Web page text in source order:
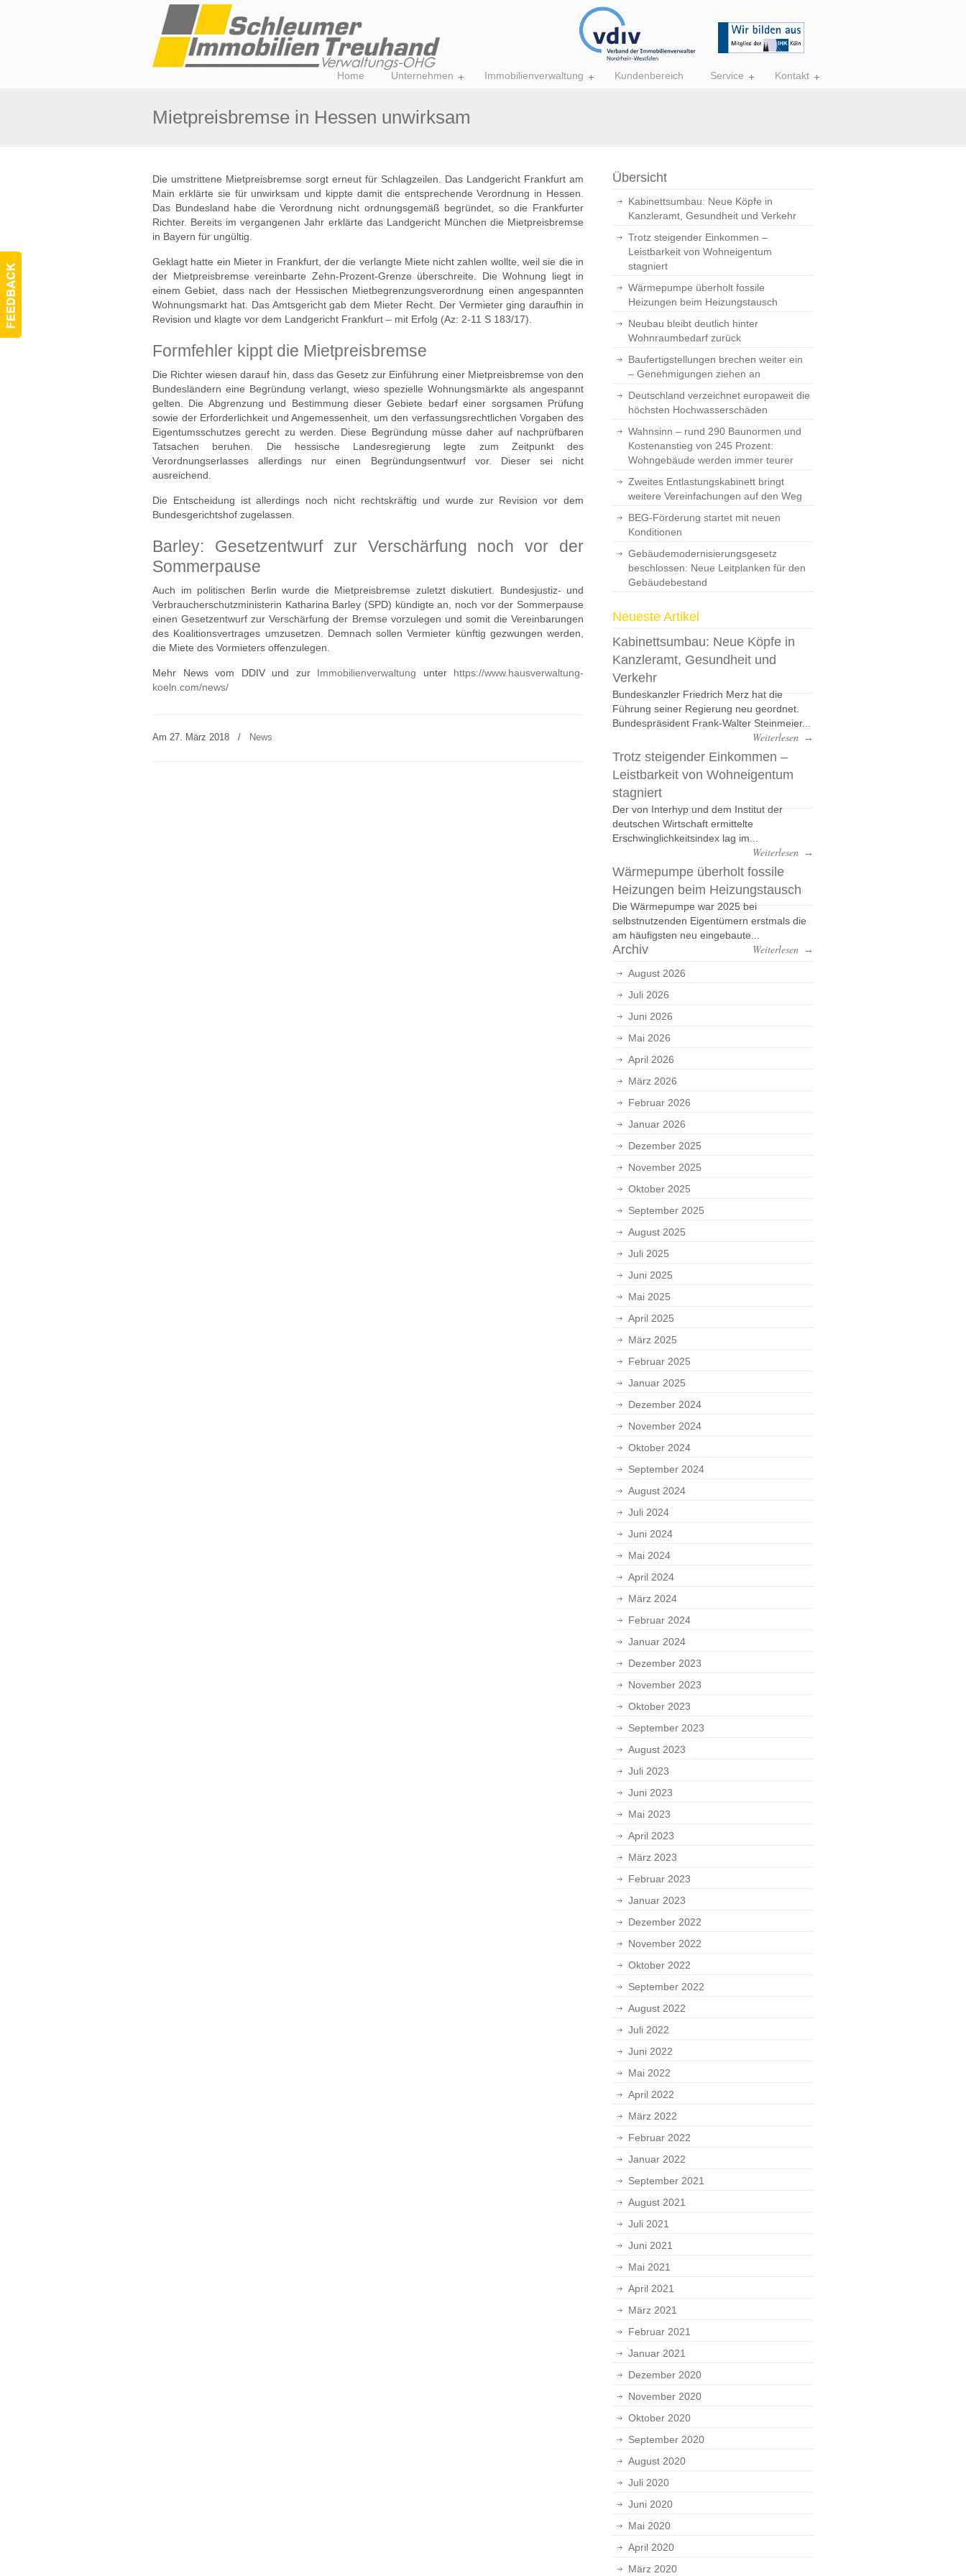
Home Unternehmen Immobilienverwaltung Kundenbereich Service Kontakt
Mietpreisbremse in Hessen unwirksam
Die umstrittene Mietpreisbremse sorgt erneut für Schlagzeilen. Das Landgericht Frankfurt am
Main erklärte sie für unwirksam und kippte damit die entsprechende Verordnung in Hessen.
Das Bundesland habe die Verordnung nicht ordnungsgemäß begründet, so die Frankfurter
Richter. Bereits im vergangenen Jahr erklärte das Landgericht München die Mietpreisbremse
in Bayern für ungültig.
Geklagt hatte ein Mieter in Frankfurt, der die verlangte Miete nicht zahlen wollte, weil sie die in
der Mietpreisbremse vereinbarte Zehn-Prozent-Grenze überschreite. Die Wohnung liegt in
einem Gebiet, dass nach der Hessischen Mietbegrenzungsverordnung einen angespannten
Wohnungsmarkt hat. Das Amtsgericht gab dem Mieter Recht. Der Vermieter ging daraufhin in
Revision und klagte vor dem Landgericht Frankfurt – mit Erfolg (Az: 2-11 S 183/17).
Formfehler kippt die Mietpreisbremse
Die Richter wiesen darauf hin, dass das Gesetz zur Einführung einer Mietpreisbremse von den
Bundesländern eine Begründung verlangt, wieso spezielle Wohnungsmärkte als angespannt
gelten. Die Abgrenzung und Bestimmung dieser Gebiete bedarf einer sorgsamen Prüfung
sowie der Erforderlichkeit und Angemessenheit, um den verfassungsrechtlichen Vorgaben des
Eigentumsschutzes gerecht zu werden. Diese Begründung müsse daher auf nachprüfbaren
Tatsachen beruhen. Die hessische Landesregierung legte zum Zeitpunkt des
Verordnungserlasses allerdings nur einen Begründungsentwurf vor. Dieser sei nicht
ausreichend.
Die Entscheidung ist allerdings noch nicht rechtskräftig und wurde zur Revision vor dem
Bundesgerichtshof zugelassen.
Barley: Gesetzentwurf zur Verschärfung noch vor der
Sommerpause
Auch im politischen Berlin wurde die Mietpreisbremse zuletzt diskutiert. Bundesjustiz- und
Verbraucherschutzministerin Katharina Barley (SPD) kündigte an, noch vor der Sommerpause
einen Gesetzentwurf zur Verschärfung der Bremse vorzulegen und somit die Vereinbarungen
des Koalitionsvertrages umzusetzen. Demnach sollen Vermieter künftig gezwungen werden,
die Miete des Vormieters offenzulegen.
Mehr News vom DDIV und zur Immobilienverwaltung unter https://www.hausverwaltung-
koeln.com/news/
Am 27. März 2018 / News
Übersicht
Kabinettsumbau: Neue Köpfe in
Kanzleramt, Gesundheit und Verkehr
Trotz steigender Einkommen –
Leistbarkeit von Wohneigentum
stagniert
Wärmepumpe überholt fossile
Heizungen beim Heizungstausch
Neubau bleibt deutlich hinter
Wohnraumbedarf zurück
Baufertigstellungen brechen weiter ein
– Genehmigungen ziehen an
Deutschland verzeichnet europaweit die
höchsten Hochwasserschäden
Wahnsinn – rund 290 Baunormen und
Kostenanstieg von 245 Prozent:
Wohngebäude werden immer teurer
Zweites Entlastungskabinett bringt
weitere Vereinfachungen auf den Weg
BEG-Förderung startet mit neuen
Konditionen
Gebäudemodernisierungsgesetz
beschlossen: Neue Leitplanken für den
Gebäudebestand
Neueste Artikel
Kabinettsumbau: Neue Köpfe in
Kanzleramt, Gesundheit und
Verkehr
Bundeskanzler Friedrich Merz hat die
Führung seiner Regierung neu geordnet.
Bundespräsident Frank-Walter Steinmeier...
Weiterlesen →
Trotz steigender Einkommen –
Leistbarkeit von Wohneigentum
stagniert
Der von Interhyp und dem Institut der
deutschen Wirtschaft ermittelte
Erschwinglichkeitsindex lag im...
Weiterlesen →
Wärmepumpe überholt fossile
Heizungen beim Heizungstausch
Die Wärmepumpe war 2025 bei
selbstnutzenden Eigentümern erstmals die
am häufigsten neu eingebaute...
Weiterlesen →
Archiv
August 2026
Juli 2026
Juni 2026
Mai 2026
April 2026
März 2026
Februar 2026
Januar 2026
Dezember 2025
November 2025
Oktober 2025
September 2025
August 2025
Juli 2025
Juni 2025
Mai 2025
April 2025
März 2025
Februar 2025
Januar 2025
Dezember 2024
November 2024
Oktober 2024
September 2024
August 2024
Juli 2024
Juni 2024
Mai 2024
April 2024
März 2024
Februar 2024
Januar 2024
Dezember 2023
November 2023
Oktober 2023
September 2023
August 2023
Juli 2023
Juni 2023
Mai 2023
April 2023
März 2023
Februar 2023
Januar 2023
Dezember 2022
November 2022
Oktober 2022
September 2022
August 2022
Juli 2022
Juni 2022
Mai 2022
April 2022
März 2022
Februar 2022
Januar 2022
September 2021
August 2021
Juli 2021
Juni 2021
Mai 2021
April 2021
März 2021
Februar 2021
Januar 2021
Dezember 2020
November 2020
Oktober 2020
September 2020
August 2020
Juli 2020
Juni 2020
Mai 2020
April 2020
März 2020